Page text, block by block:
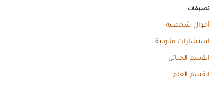
تصنيفات
أحوال شخصية
استشارات قانونية
القسم الجنائي
القسم العام